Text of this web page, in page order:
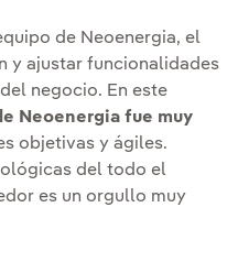
de Neoenergia, el
y ajustar funcionalidades
negocio. En este
Neoenergia fue muy
objetivas y ágiles.
del todo el
es un orgullo muy